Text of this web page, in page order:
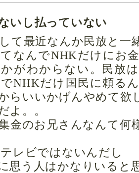
いし払っていない
て最近なんか民放と一
なんでNHKだけにお
がわからない。民放
NHKだけ国民に頼る
らいいかげんやめて欲
よ。。
金のお兄さんなんて何
レビではないんだし
思う人はかなりいると